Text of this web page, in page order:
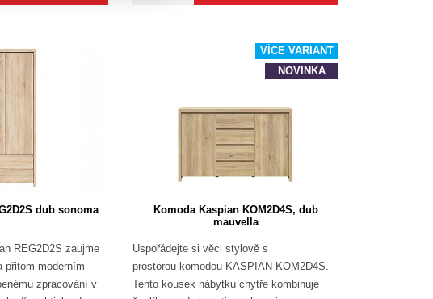
dub sonoma
REG2D2S zaujme
přitom moderním
zpracování v
VÍCE VARIANT
NOVINKA
Komoda Kaspian KOM2D4S, dub
mauvella
Uspořádejte si věci stylově s
prostorou komodou KASPIAN KOM2D4S.
Tento kousek nábytku chytře kombinuje